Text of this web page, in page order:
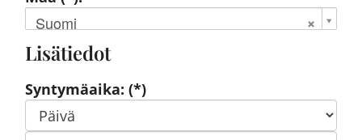
Suomi
Lisätiedot
Syntymäaika: (*)